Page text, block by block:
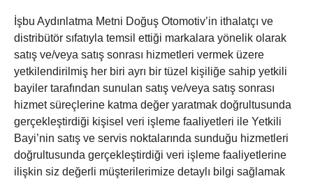
İşbu Aydınlatma Metni Doğuş Otomotiv’in ithalatçı ve
distribütör sıfatıyla temsil ettiği markalara yönelik olarak
satış ve/veya satış sonrası hizmetleri vermek üzere
yetkilendirilmiş her biri ayrı bir tüzel kişiliğe sahip yetkili
bayiler tarafından sunulan satış ve/veya satış sonrası
hizmet süreçlerine katma değer yaratmak doğrultusunda
gerçekleştirdiği kişisel veri işleme faaliyetleri ile Yetkili
Bayi’nin satış ve servis noktalarında sunduğu hizmetleri
doğrultusunda gerçekleştirdiği veri işleme faaliyetlerine
ilişkin siz değerli müşterilerimize detaylı bilgi sağlamak